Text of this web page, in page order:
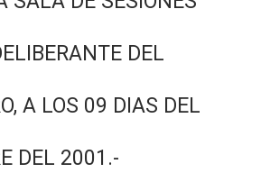
DEL
A LOS 09 DIAS DEL
DEL 2001.-